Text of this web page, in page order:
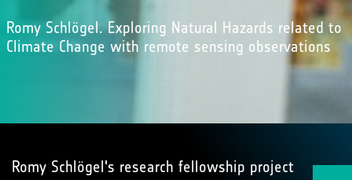
Romy Schlögel. Exploring Natural Hazards related to
Climate Change with remote sensing observations
Romy Schlögel's research fellowship project